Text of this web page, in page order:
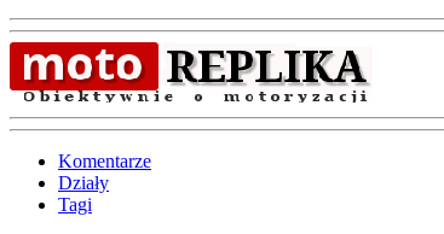
Komentarze
Działy
Tagi